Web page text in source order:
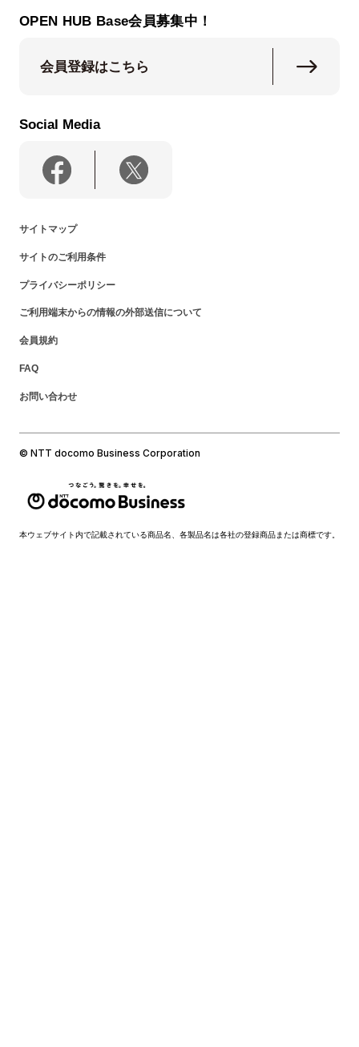
OPEN HUB Base会員募集中！
会員登録はこちら
Social Media
サイトマップ
サイトのご利用条件
プライバシーポリシー
ご利用端末からの情報の外部送信について
会員規約
FAQ
お問い合わせ
© NTT docomo Business Corporation
本ウェブサイト内で記載されている商品名、各製品名は各社の登録商品または商標です。